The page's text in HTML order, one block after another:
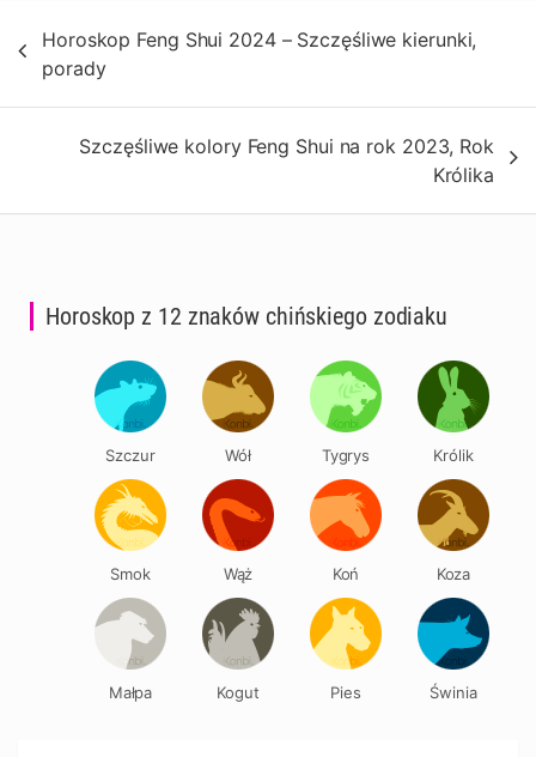
wpisuHoroskop Feng Shui 2024 – Szczęśliwe kierunki,
porady
Szczęśliwe kolory Feng Shui na rok 2023, Rok
Królika
Horoskop z 12 znaków chińskiego zodiaku
Szczur Wół Tygrys Królik
Smok Wąż Koń Koza
Małpa Kogut Pies Świnia